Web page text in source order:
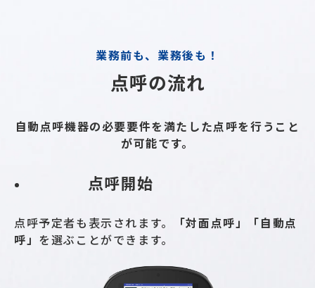
業務前も、業務後も！
点呼の流れ
自動点呼機器の必要要件を満たした点呼を行うこと
が可能です。
点呼開始
点呼予定者も表示されます。
「対面点呼」「自動点
呼」 を選ぶことができます。